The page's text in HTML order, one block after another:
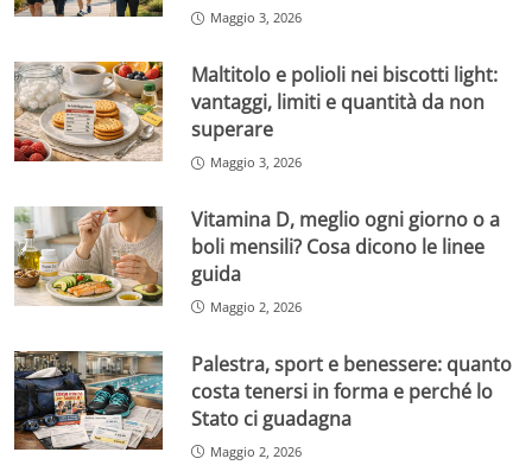
Maggio 3, 2026
Maltitolo e polioli nei biscotti light:
vantaggi, limiti e quantità da non
superare
Maggio 3, 2026
Vitamina D, meglio ogni giorno o a
boli mensili? Cosa dicono le linee
guida
Maggio 2, 2026
Palestra, sport e benessere: quanto
costa tenersi in forma e perché lo
Stato ci guadagna
Maggio 2, 2026